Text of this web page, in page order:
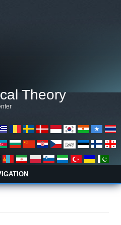
Theory